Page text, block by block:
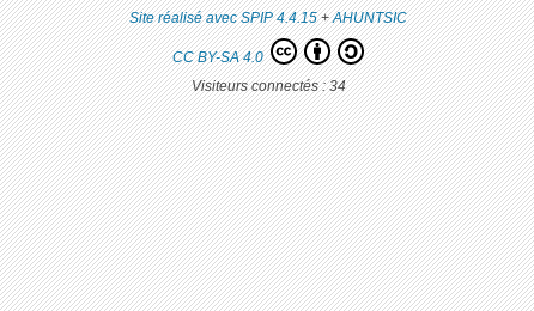
Site réalisé avec SPIP 4.4.15+AHUNTSIC
CC BY-SA 4.0
Visiteurs connectés :34